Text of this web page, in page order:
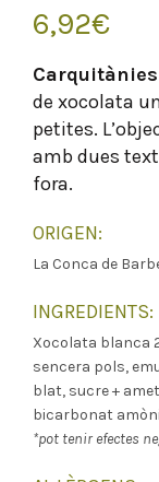
6,92€
de xocolata
petites.
amb dues
fora.
ORIGEN:
La Conca de
INGREDIENTS:
Xocolata blanca
sencera pols,
blat, sucre +
bicarbonat
*pot tenir efectes